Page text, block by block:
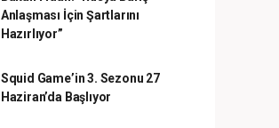
Anlaşması İçin Şartlarını
Hazırlıyor”
Squid Game’in 3. Sezonu 27
Haziran’da Başlıyor